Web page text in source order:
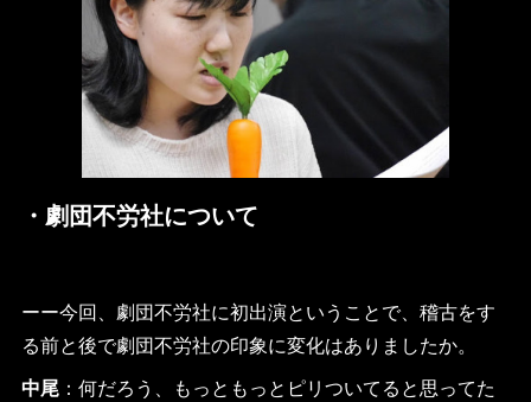
・劇団不労社について
ーー今回、劇団不労社に初出演ということで、稽古をす
る前と後で劇団不労社の印象に変化はありましたか。
中尾：何だろう、もっともっとピリついてると思ってた